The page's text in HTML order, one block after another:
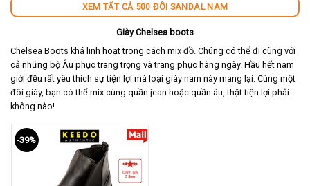
XEM TẤT CẢ 500 ĐÔI SANDAL NAM
Giày Chelsea boots
Chelsea Boots khá linh hoạt trong cách mix đồ. Chúng có thể đi cùng với
cả những bộ Âu phục trang trọng và trang phục hàng ngày. Hầu hết nam
giới đều rất yêu thích sự tiện lợi mà loại giày nam này mang lại. Cùng một
đôi giày, bạn có thể mix cùng quần jean hoặc quần âu, thật tiện lợi phải
không nào!
-39%